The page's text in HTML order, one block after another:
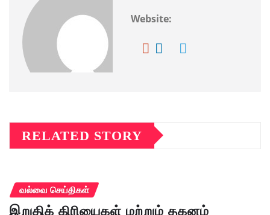
Website:
RELATED STORY
வல்வை செய்திகள்
இறுதிக் கிரியைகள் மற்றும் தகனம்